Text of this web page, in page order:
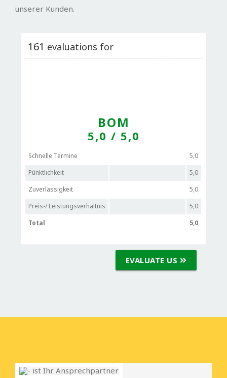
unserer Kunden.
161 evaluations for
BOM
5,0 / 5,0
Schnelle Termine
5,0
Pünktlichkeit
5,0
Zuverlässigkeit
5,0
Preis-/ Leistungsverhältnis
5,0
Total
5,0
EVALUATE US